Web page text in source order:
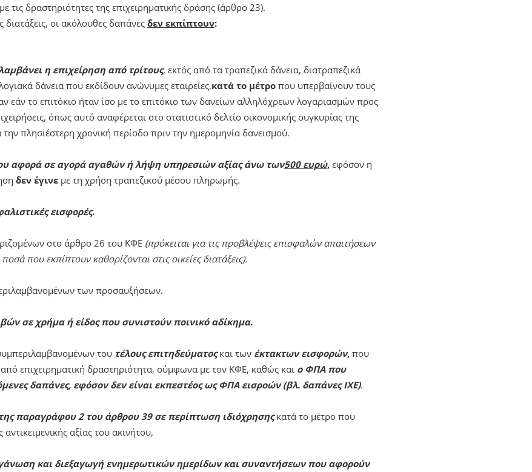
τις δραστηριότητες της επιχειρηματικής δράσης (άρθρο 23).
οι ακόλουθες δαπάνες δεν εκπίπτουν:
η επιχείρηση από τρίτους, εκτός από τα τραπεζικά δάνεια, διατραπεζικά
δάνεια που εκδίδουν ανώνυμες εταιρείες,κατά το μέτρο που υπερβαίνουν τους
εάν το επιτόκιο ήταν ίσο με το επιτόκιο των δανείων αλληλόχρεων λογαριασμών προς
όπως αυτό αναφέρεται στο στατιστικό δελτίο οικονομικής συγκυρίας της
πλησιέστερη χρονική περίοδο πριν την ημερομηνία δανεισμού.
αφορά σε αγορά αγαθών ή λήψη υπηρεσιών αξίας άνω των500 ευρώ, εφόσον η
δεν έγινε με τη χρήση τραπεζικού μέσου πληρωμής.
εισφορές.
στο άρθρο 26 του ΚΦΕ (πρόκειται για τις προβλέψεις επισφαλών απαιτήσεων
που εκπίπτουν καθορίζονται στις οικείες διατάξεις).
των προσαυξήσεων.
σε χρήμα ή είδος που συνιστούν ποινικό αδίκημα.
του τέλους επιτηδεύματοςκαι των έκτακτων εισφορών, που
από επιχειρηματική δραστηριότητα, σύμφωνα με τον ΚΦΕ, καθώς και ο ΦΠΑ που
δαπάνες, εφόσον δεν είναι εκπεστέος ως ΦΠΑ εισροών (βλ. δαπάνες ΙΧΕ).
παραγράφου 2 του άρθρου 39 σε περίπτωση ιδιόχρησηςκατά το μέτρο που
αντικειμενικής αξίας του ακινήτου,
και διεξαγωγή ενημερωτικών ημερίδων και συναντήσεων που αφορούν